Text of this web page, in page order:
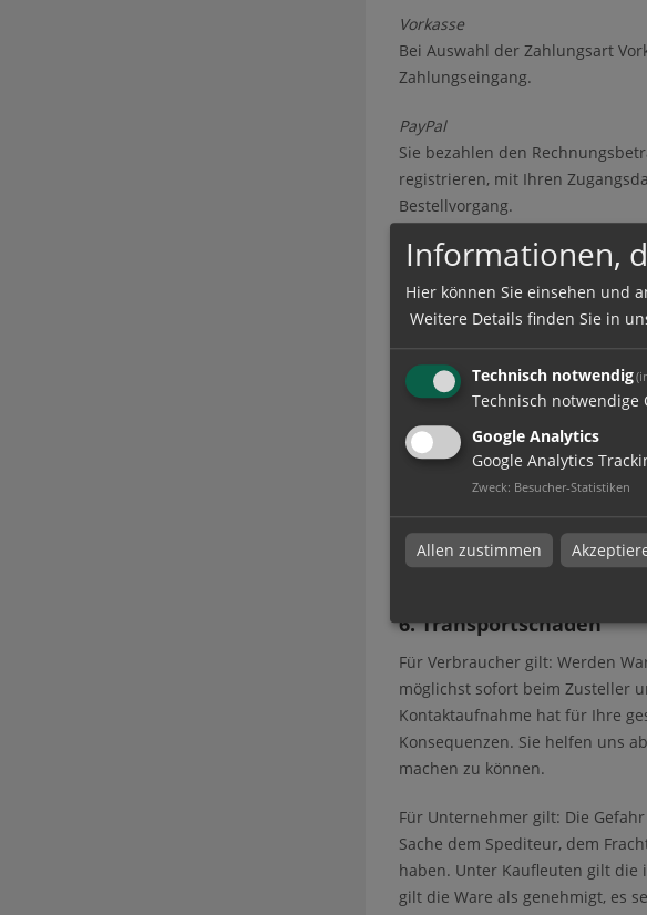
Vorkasse
Bei Auswahl der Zahlungsart
Zahlungseingang.
PayPal
Sie bezahlen den
registrieren, mit Ihren
Bestellvorgang.
Rechnung
Für den Versand Ihrer
Rechnung bequem per E-Mail.
5. Eigentumsvorbehalt
Die Ware bleibt bis zur
Für Unternehmer gilt
einer laufenden
aus diesem Weiterverkauf
Vorbehaltsware mit einer neuen
Sie bleiben zur Einziehung der
Zahlungsverpflichtungen nicht
6. Transportschäden
Für Verbraucher gilt: Werden
möglichst sofort beim Zusteller
Kontaktaufnahme hat für Ihre
Konsequenzen. Sie helfen uns
machen zu können.
Für Unternehmer gilt: Die
Sache dem Spediteur, dem
haben. Unter Kaufleuten gilt die
gilt die Ware als genehmigt, es
Informationen,
Hier können Sie einsehen und
Weitere Details finden Sie in
Technisch notwendig
Technisch notwendige
Google Analytics
Google Analytics
Zweck: Besucher-Statistiken
Allen zustimmen